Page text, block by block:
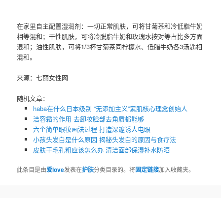
在家里自主配置湿润剂：一切正常肌肤，可将甘菊茶和冷低脂牛奶
相等混和；干性肌肤，可将冷脱脂牛奶和玫瑰水按对等占比多方面
混和；油性肌肤，可将1/3杯甘菊茶同柠檬水、低脂牛奶各3汤匙相
混和。
来源：七丽女性网
随机文章：
haba在什么日本级别 “无添加主义”素肌核心理念创始人
洁容霜的作用 去卸妆脸部去角质都能够
六个简单眼妆画法过程 打造深邃诱人电眼
小孩头发白是什么原因 揭秘头发白的原因与食疗法
皮肤干毛孔粗应该怎么办 清洁面部保湿补水防晒
此条目是由爱love发表在护肤分类目录的。将固定链接加入收藏夹。